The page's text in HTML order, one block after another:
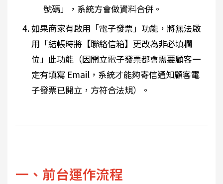
號碼」，系統方會做資料合併。
如果商家有啟用「電子發票」功能，將無法啟
用「結帳時將【聯絡信箱】更改為非必填欄
位」此功能（因開立電子發票都會需要顧客一
定有填寫 Email，系統才能夠寄信通知顧客電
子發票已開立，方符合法規）。
一、前台運作流程